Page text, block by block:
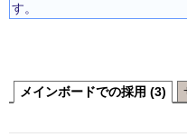
す。
メインボードでの採用 (3)